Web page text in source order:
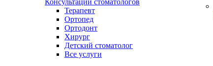
Консультации стоматологов
Терапевт
Ортопед
Ортодонт
Хирург
Детский стоматолог
Все услуги